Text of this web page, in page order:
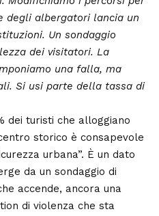
degli albergatori lancia un
Un sondaggio
dei visitatori. La
una falla, ma
Si usi parte della tassa di
dei turisti che alloggiano
storico è consapevole
urbana”. È un dato
da un sondaggio di
accende, ancora una
di violenza che sta